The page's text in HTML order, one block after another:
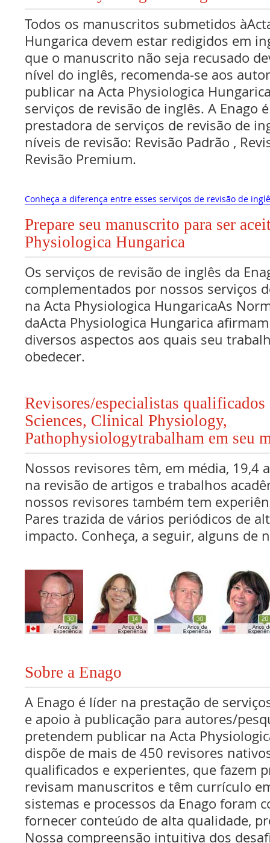
Todos os manuscritos submetidos
Hungarica devem estar redigidos em
que o manuscrito não seja recusado
nível do inglês, recomenda-se aos
publicar na Acta Physiologica
serviços de revisão de inglês. A Enago
prestadora de serviços de revisão de
níveis de revisão: Revisão Padrão ,
Revisão Premium.
Conheça a diferença entre esses serviços de revisão de
Prepare seu manuscrito para ser
Physiologica Hungarica
Os serviços de revisão de inglês da
complementados por nossos serviços
na Acta Physiologica HungaricaAs
daActa Physiologica Hungarica
diversos aspectos aos quais seu
obedecer.
Revisores/especialistas
Sciences, Clinical Physiology,
Pathophysiologytrabalham em seu
Nossos revisores têm, em média, 19,4
na revisão de artigos e trabalhos
nossos revisores também tem
Pares trazida de vários periódicos de
impacto. Conheça, a seguir, alguns de
Sobre a Enago
A Enago é líder na prestação de
e apoio à publicação para autores/
pretendem publicar na Acta
dispõe de mais de 450 revisores
qualificados e experientes, que fazem
revisam manuscritos e têm currículo
sistemas e processos da Enago foram
fornecer conteúdo de alta qualidade,
Nossa compreensão intuitiva dos